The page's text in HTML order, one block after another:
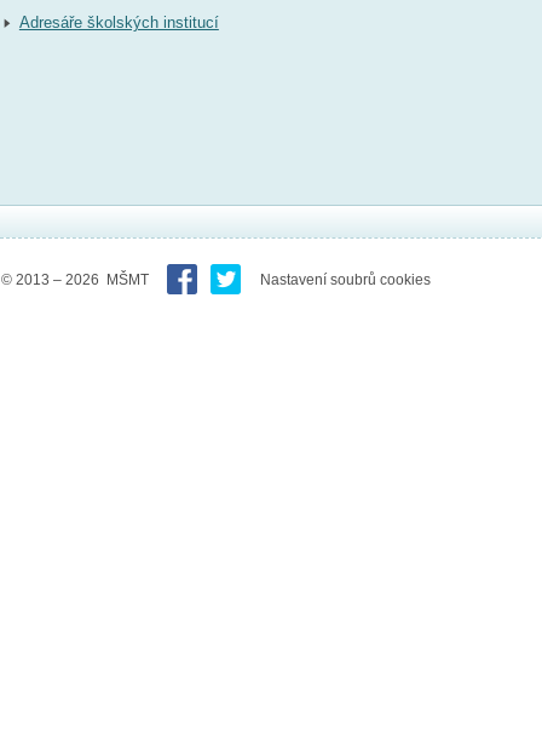
Adresáře školských institucí
© 2013 – 2026 MŠMT Nastavení soubrů cookies